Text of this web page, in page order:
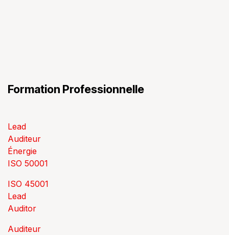
Formation Professionnelle
Lead
Auditeur
Énergie
ISO 50001
ISO 45001
Lead
Auditor
Auditeur